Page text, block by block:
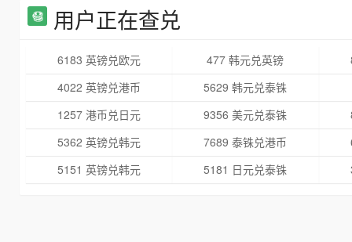
用户正在查兑
6183 英镑兑欧元 477 韩元兑英镑
4022 英镑兑港币
5629 韩元兑泰铢
1257 港币兑日元
9356 美元兑泰铢
5362 英镑兑韩元
7689 泰铢兑港币
5151 英镑兑韩元
5181 日元兑泰铢